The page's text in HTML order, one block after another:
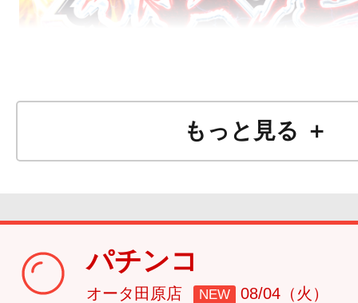
もっと見る ＋
パチンコ
オータ田原店 NEW 08/04（火）